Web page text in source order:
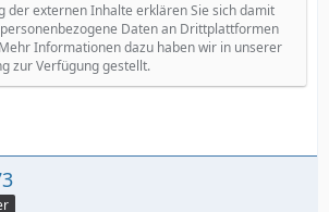
der externen Inhalte erklären Sie sich damit
Daten an Drittplattformen
Informationen dazu haben wir in unserer
zur Verfügung gestellt.